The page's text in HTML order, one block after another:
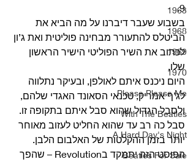
1963
1968
1969
1970
Please Please Me
With The Beatles
A Hard Day's Night
Beatles For Sale
9.
בשבוע שעבר דיברנו על מה הביא את
הביטלס להתעורר מבחינה פוליטית ואת ג’ון
לכתוב את השיר הפוליטי הישיר הראשון
שלו.
היום ניכנס איתם לאולפן, ובעיקר נתלווה
לג’ף אמריק, טכנאי הסאונד האגדי שלהם,
ולסבל הגדול שהוא סבל איתם בתקופה זו.
סבל כה רב עד שהוא החליט לעזוב מאוחר
יותר בזמן ההקלטות של האלבום הלבן.
הפוסט הזה יתמקד בRevolution – שהפך